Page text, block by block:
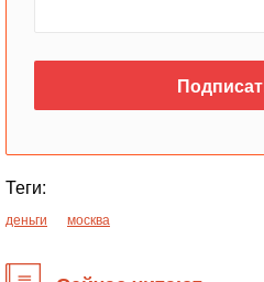
Теги:
деньги москва